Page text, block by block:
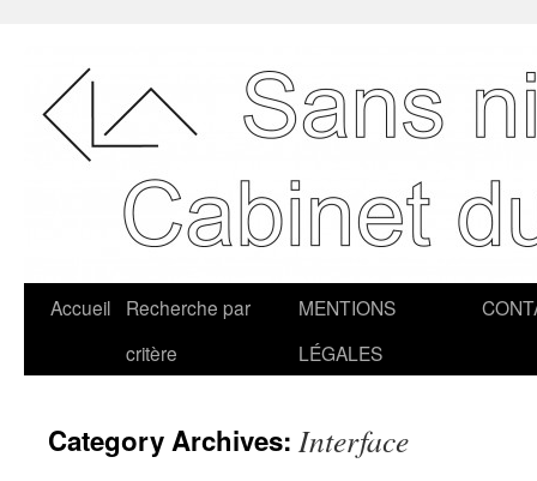
Accueil
Recherche par
critère
MENTIONS
LÉGALES
Category Archives: Interface